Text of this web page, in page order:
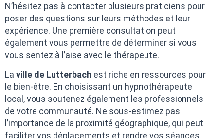
N’hésitez pas à contacter plusieurs praticiens pour
poser des questions sur leurs méthodes et leur
expérience. Une première consultation peut
également vous permettre de déterminer si vous
vous sentez à l’aise avec le thérapeute.
La ville de Lutterbach est riche en ressources pour
le bien-être. En choisissant un hypnothérapeute
local, vous soutenez également les professionnels
de votre communauté. Ne sous-estimez pas
l’importance de la proximité géographique, qui peut
faciliter vos déplacements et rendre vos séances